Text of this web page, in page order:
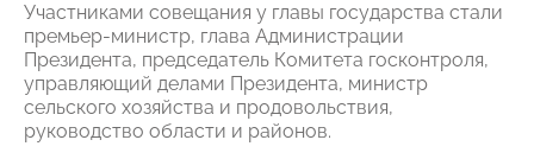
Участниками совещания у главы государства стали
премьер-министр, глава Администрации
Президента, председатель Комитета госконтроля,
управляющий делами Президента, министр
сельского хозяйства и продовольствия,
руководство области и районов.